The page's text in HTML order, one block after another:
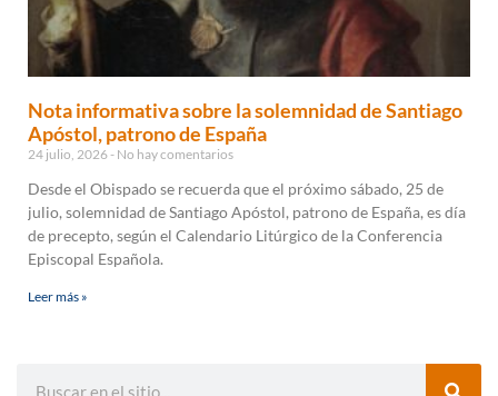
Nota informativa sobre la solemnidad de Santiago
Apóstol, patrono de España
24 julio, 2026 No hay comentarios
Desde el Obispado se recuerda que el próximo sábado, 25 de
julio, solemnidad de Santiago Apóstol, patrono de España, es día
de precepto, según el Calendario Litúrgico de la Conferencia
Episcopal Española.
Leer más »